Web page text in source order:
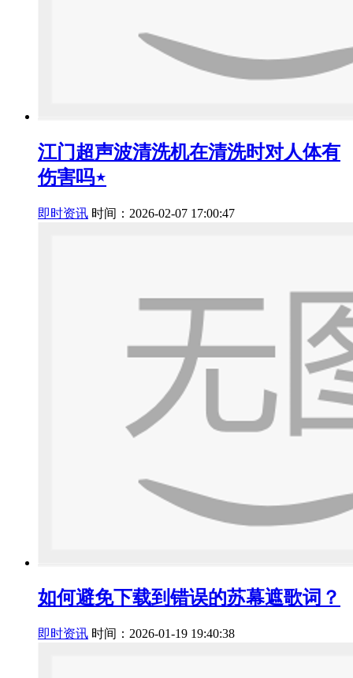
江门超声波清洗机在清洗时对人体有
伤害吗⋆
即时资讯 时间：2026-02-07 17:00:47
如何避免下载到错误的苏幕遮歌词？
即时资讯 时间：2026-01-19 19:40:38